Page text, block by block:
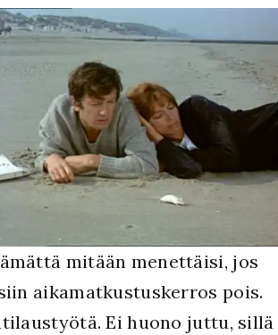
mitään menettäisi, jos
aikamatkustuskerros pois.
Ei huono juttu, sillä